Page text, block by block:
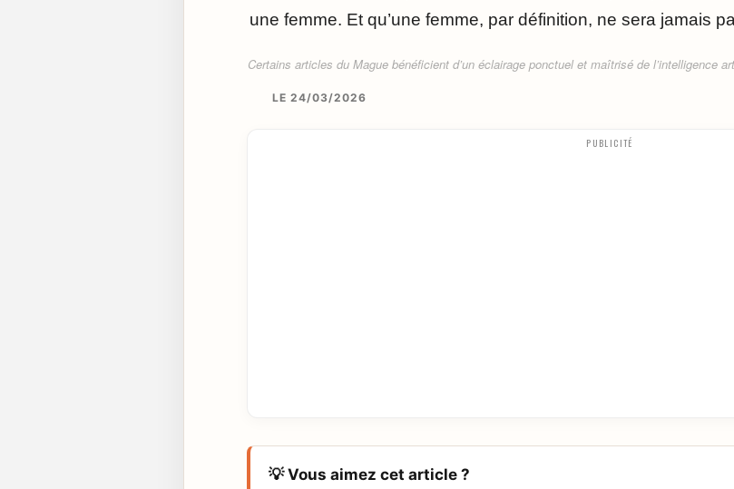
une femme. Et qu’une femme, par définition, ne sera jamais
Certains articles du Mague bénéficient d’un éclairage ponctuel et maîtrisé de l’intelligence
LE 24/03/2026
PUBLICITÉ
💡 Vous aimez cet article ?